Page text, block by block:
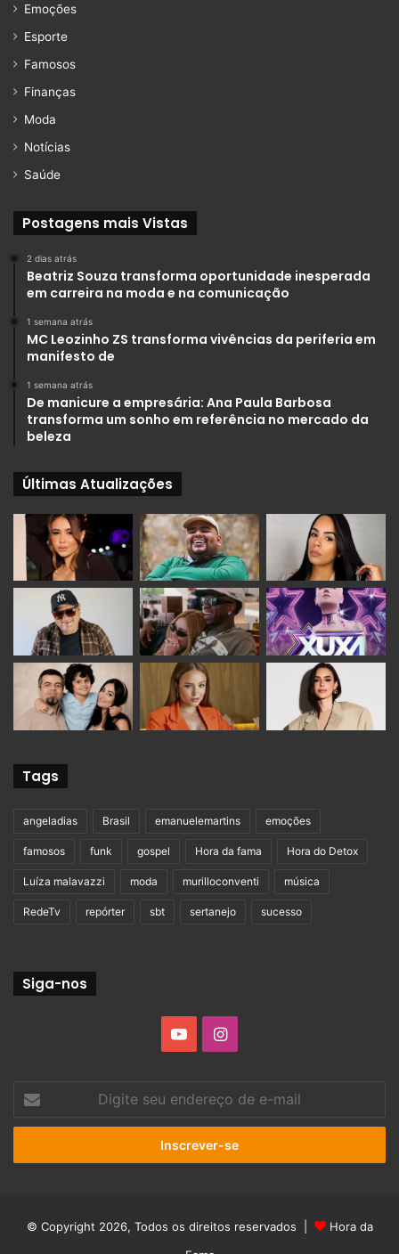
Emoções
Esporte
Famosos
Finanças
Moda
Notícias
Saúde
Postagens mais Vistas
2 dias atrás
Beatriz Souza transforma oportunidade inesperada
em carreira na moda e na comunicação
1 semana atrás
MC Leozinho ZS transforma vivências da periferia em
manifesto de
1 semana atrás
De manicure a empresária: Ana Paula Barbosa
transforma um sonho em referência no mercado da
beleza
Últimas Atualizações
Tags
angeladias Brasil emanuelemartins emoções
famosos funk gospel Hora da fama Hora do Detox
Luíza malavazzi moda murilloconventi música
RedeTv repórter sbt sertanejo sucesso
Siga-nos
YouTubeInstagram
seu
endereço
e-
© Copyright 2026, Todos os direitos reservados |
Hora da